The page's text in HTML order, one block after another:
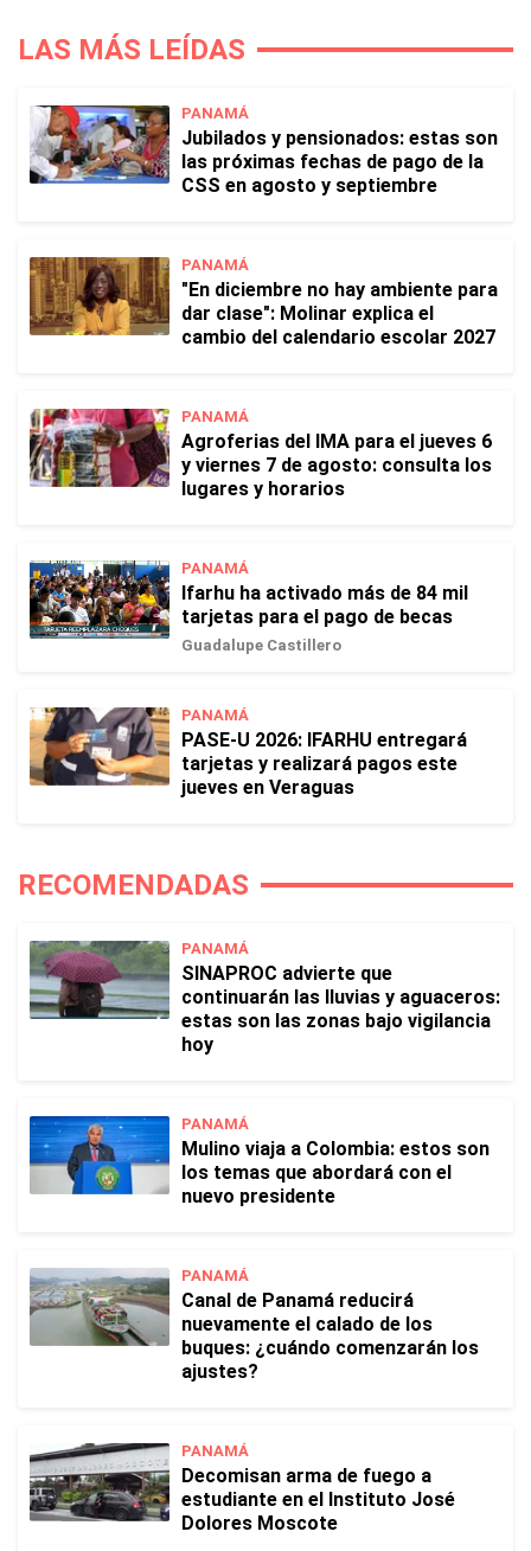
LAS MÁS LEÍDAS
PANAMÁ
Jubilados y pensionados: estas son
las próximas fechas de pago de la
CSS en agosto y septiembre
PANAMÁ
"En diciembre no hay ambiente para
dar clase": Molinar explica el
cambio del calendario escolar 2027
PANAMÁ
Agroferias del IMA para el jueves 6
y viernes 7 de agosto: consulta los
lugares y horarios
PANAMÁ
Ifarhu ha activado más de 84 mil
tarjetas para el pago de becas
Guadalupe Castillero
PANAMÁ
PASE-U 2026: IFARHU entregará
tarjetas y realizará pagos este
jueves en Veraguas
RECOMENDADAS
PANAMÁ
SINAPROC advierte que
continuarán las lluvias y aguaceros:
estas son las zonas bajo vigilancia
hoy
PANAMÁ
Mulino viaja a Colombia: estos son
los temas que abordará con el
nuevo presidente
PANAMÁ
Canal de Panamá reducirá
nuevamente el calado de los
buques: ¿cuándo comenzarán los
ajustes?
PANAMÁ
Decomisan arma de fuego a
estudiante en el Instituto José
Dolores Moscote